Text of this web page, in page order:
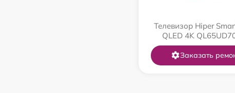
Телевизор Hiper
QLED 4K
Заказать